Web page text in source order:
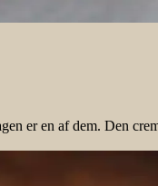
er en af dem. Den